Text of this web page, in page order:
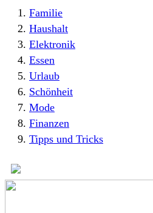
Familie
Haushalt
Elektronik
Essen
Urlaub
Schönheit
Mode
Finanzen
Tipps und Tricks